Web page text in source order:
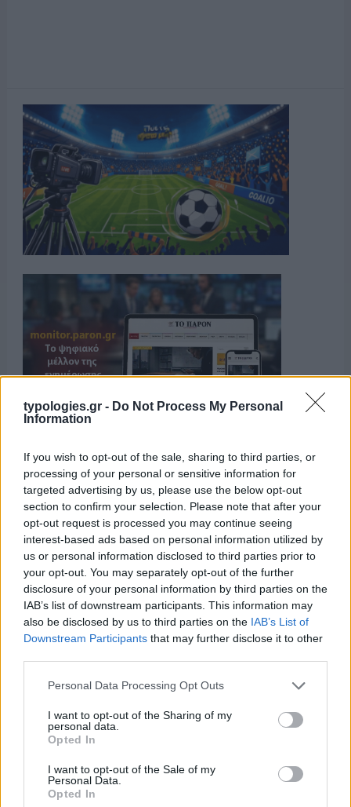
typologies.gr - Do Not Process My Personal
Information
If you wish to opt-out of the sale, sharing to third parties, or
processing of your personal or sensitive information for
targeted advertising by us, please use the below opt-out
section to confirm your selection. Please note that after your
opt-out request is processed you may continue seeing
interest-based ads based on personal information utilized by
us or personal information disclosed to third parties prior to
your opt-out. You may separately opt-out of the further
disclosure of your personal information by third parties on the
IAB’s list of downstream participants. This information may
also be disclosed by us to third parties on the IAB’s List of
Downstream Participants that may further disclose it to other
Please note that this website/app uses one or more Google
not limited to your visit or usage behaviour. You may click to
grant or deny consent to Google and its third-party tags to
use your data for below specified purposes in below Google
consent section.
Personal Data Processing Opt Outs
I want to opt-out of the Sharing of my
personal data.
Opted In
I want to opt-out of the Sale of my
Personal Data.
Opted In
Η ΣΤΗΛΗ ΜΑΣ